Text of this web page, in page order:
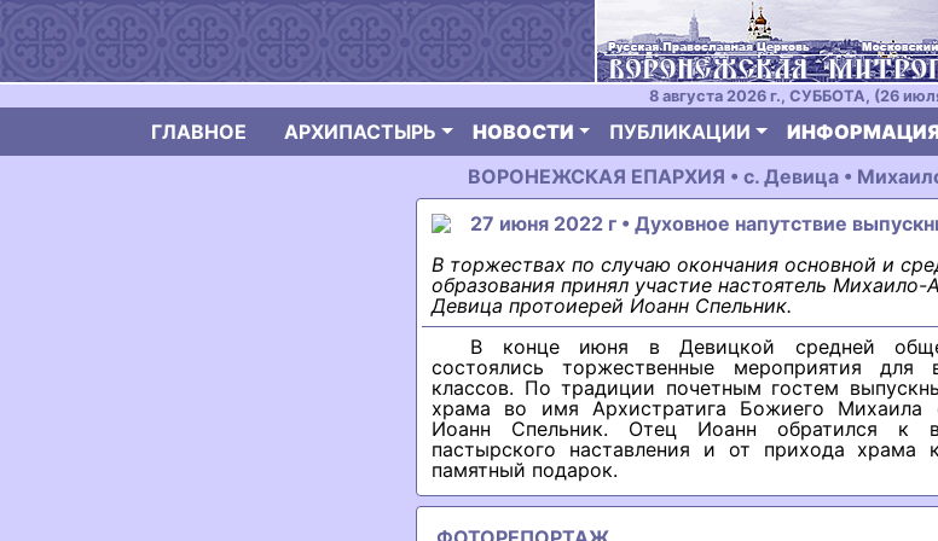
8 августа 2026 г., СУББОТА, (26
ГЛАВНОЕ АРХИПАСТЫРЬ НОВОСТИ ПУБЛИКАЦИИ
ВОРОНЕЖСКАЯ ЕПАРХИЯ • с. Девица •
27 июня 2022 г • Духовное напутствие
В торжествах по случаю окончания основной и
образования принял участие настоятель Михаило-
Девица протоиерей Иоанн Спельник.
В конце июня в Девицкой средней
состоялись торжественные мероприятия
классов. По традиции почетным гостем
храма во имя Архистратига Божиего Михаила
Иоанн Спельник. Отец Иоанн обратился к
пастырского наставления и от прихода
памятный подарок.